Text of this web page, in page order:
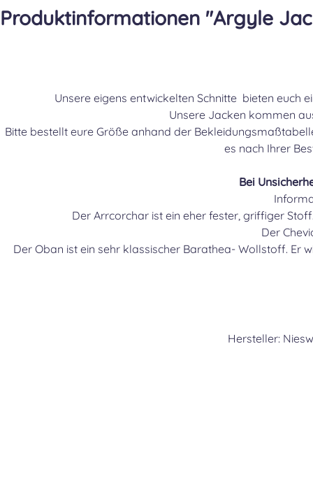
Produktinformationen "Argyle
Unsere eigens entwickelten Schnitte bieten euch
Unsere Jacken kommen
Bitte bestellt eure Größe anhand der
es nach Ihrer
Bei
Der Arrcorchar ist ein eher fester, griffiger
Der
Der Oban ist ein sehr klassischer Barathea- Wollstoff. Er
Hersteller: